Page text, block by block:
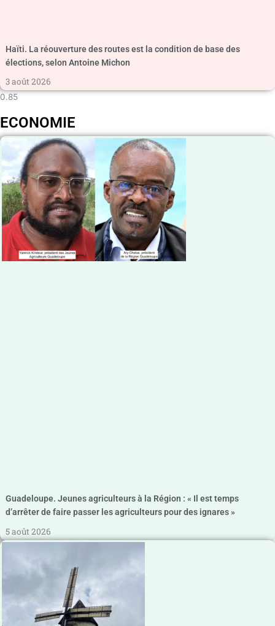
Haïti. La réouverture des routes est la condition de base des
élections, selon Antoine Michon
3 août 2026
ECONOMIE
Guadeloupe. Jeunes agriculteurs à la Région : « Il est temps
d’arrêter de faire passer les agriculteurs pour des ignares »
5 août 2026